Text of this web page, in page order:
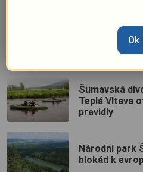
Šumava bez
nové trasy v
Šumavská
Teplá Vltava
pravidly
Národní park
blokád k
Ok